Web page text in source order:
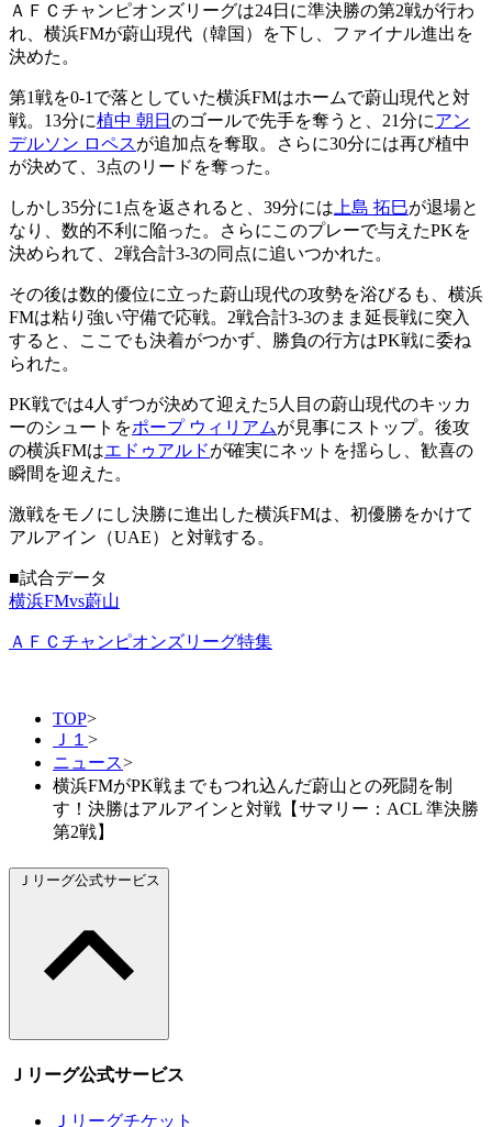
ＡＦＣチャンピオンズリーグは24日に準決勝の第2戦が行わ
れ、横浜FMが蔚山現代（韓国）を下し、ファイナル進出を
決めた。
第1戦を0-1で落としていた横浜FMはホームで蔚山現代と対
戦。13分に植中 朝日 のゴールで先手を奪うと、21分にアン
デルソン ロペスが追加点を奪取。さらに30分には再び植中
が決めて、3点のリードを奪った。
しかし35分に1点を返されると、39分には 上島 拓巳が退場と
なり、数的不利に陥った。さらにこのプレーで与えたPKを
決められて、2戦合計3-3の同点に追いつかれた。
その後は数的優位に立った蔚山現代の攻勢を浴びるも、横浜
FMは粘り強い守備で応戦。2戦合計3-3のまま延長戦に突入
すると、ここでも決着がつかず、勝負の行方はPK戦に委ね
られた。
PK戦では4人ずつが決めて迎えた5人目の蔚山現代のキッカ
ーのシュートをポープ ウィリアムが見事にストップ。後攻
の横浜FMはエドゥアルドが確実にネットを揺らし、歓喜の
瞬間を迎えた。
激戦をモノにし決勝に進出した横浜FMは、初優勝をかけて
アルアイン（UAE）と対戦する。
■試合データ
横浜FMvs蔚山
ＡＦＣチャンピオンズリーグ特集
TOP>
Ｊ１ >
ニュース>
横浜FMがPK戦までもつれ込んだ蔚山との死闘を制
す！決勝はアルアインと対戦【サマリー：ACL 準決勝
第2戦】
Ｊリーグ公式サービス
Ｊリーグ公式サービス
Ｊリーグチケット